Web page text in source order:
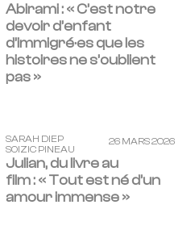
Abirami : « C’est notre
devoir d’enfant
d’immigré·es que les
histoires ne s’oublient
pas »
SARAH DIEP
SOIZIC PINEAU
26 MARS 2026
Julian, du livre au
film : « Tout est né d’un
amour immense »